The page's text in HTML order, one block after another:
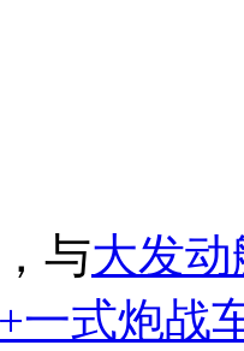
与大发
一式炮战